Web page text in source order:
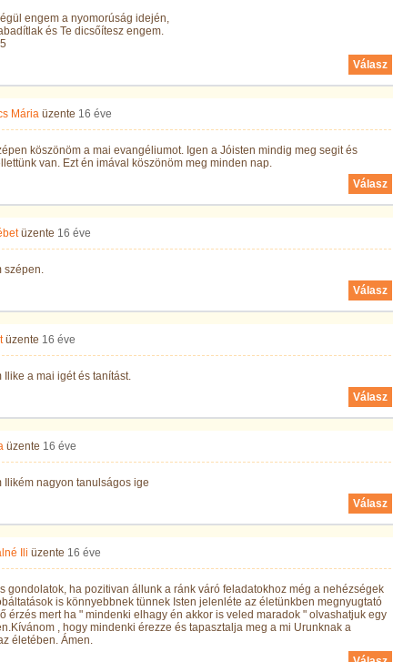
engem a nyomorúság idején,
és Te dicsőítesz engem.
Válasz
Mária üzente 16 éve
köszönöm a mai evangéliumot. Igen a Jóisten mindig meg segit és
van. Ezt én imával köszönöm meg minden nap.
Válasz
üzente 16 éve
szépen.
Válasz
üzente 16 éve
Ilike a mai igét és tanítást.
Válasz
üzente 16 éve
Ilikém nagyon tanulságos ige
Válasz
Ili üzente 16 éve
gondolatok, ha pozitivan állunk a ránk váró feladatokhoz még a nehézségek
is könnyebbnek tünnek Isten jelenléte az életünkben megnyugtató
érzés mert ha " mindenki elhagy én akkor is veled maradok " olvashatjuk egy
, hogy mindenki érezze és tapasztalja meg a mi Urunknak a
életében. Ámen.